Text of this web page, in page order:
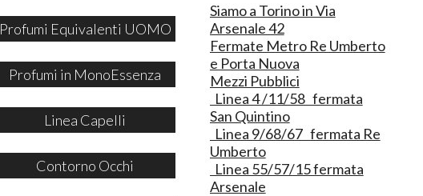
Profumi Equivalenti UOMO
Profumi in MonoEssenza
Linea Capelli
Contorno Occhi
Siamo a Torino in Via
Arsenale 42
Fermate Metro Re Umberto
e Porta Nuova
Mezzi Pubblici
Linea 4 /11/58 fermata
San Quintino
Linea 9/68/67 fermata Re
Umberto
Linea 55/57/15 fermata
Arsenale